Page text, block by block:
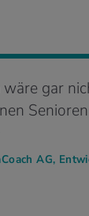
gar
AG,